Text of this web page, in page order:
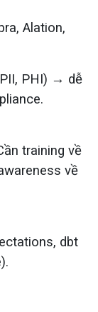
Alation,
PHI) → dễ
training về
về
dbt